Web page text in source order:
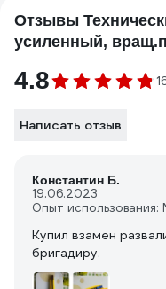
Отзывы
усиленный,
4.8
Написать отзыв
Константин Б.
19.06.2023
Опыт
Купил взамен
бригадиру.